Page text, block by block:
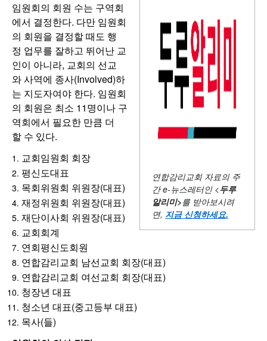
연합감리교회 자료의 주
간e-뉴스레터인 <두루
알리미>를 받아보시려
면, 지금 신청하세요.
임원회의 회원 수는 구역회
에서 결정한다. 다만 임원회
의 회원을 결정할 때도 행
정 업무를 잘하고 뛰어난 교
인이 아니라, 교회의 선교
와 사역에 종사(Involved)하
는 지도자여야 한다. 임원회
의 회원은 최소 11명이나 구
역회에서 필요한 만큼 더
할 수 있다.
교회임원회 회장
평신도대표
목회위원회 위원장(대표)
재정위원회 위원장(대표)
재단이사회 위원장(대표)
교회회계
연회평신도회원
연합감리교회 남선교회 회장(대표)
연합감리교회 여선교회 회장(대표)
청장년 대표
청소년 대표(중고등부 대표)
목사(들)